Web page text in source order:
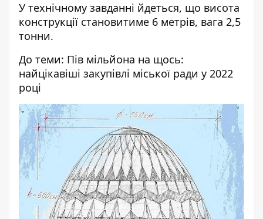
У технічному завданні йдеться, що висота
конструкції становитиме 6 метрів, вага 2,5
тонни.
До теми: Пів мільйона на щось:
найцікавіші закупівлі міської ради у 2022
році